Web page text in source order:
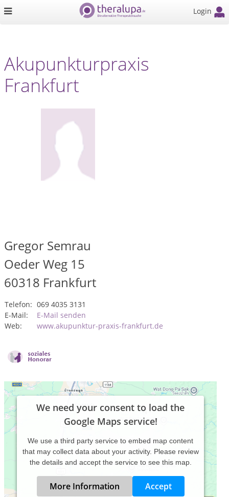
Login
Akupunkturpraxis
Frankfurt
Gregor Semrau
Oeder Weg 15
60318 Frankfurt
Telefon: 069 4035 3131
E-Mail:
E-Mail senden
Web:
www.akupunktur-praxis-frankfurt.de
We need your consent to load the
Google Maps service!
We use a third party service to embed map content
that may collect data about your activity. Please review
the details and accept the service to see this map.
More Information Accept